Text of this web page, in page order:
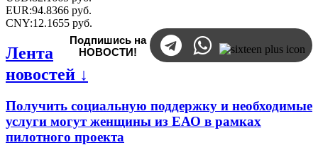
EUR:94.8366 руб.
CNY:12.1655 руб.
Подпишись на
НОВОСТИ!
Лента
новостей ↓
Получить социальную поддержку и необходимые
услуги могут женщины из ЕАО в рамках
пилотного проекта